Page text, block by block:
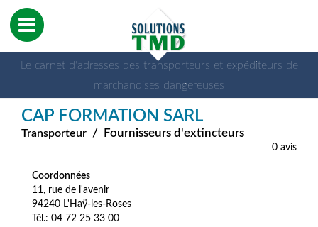
Le carnet d'adresses des transporteurs et expéditeurs de
marchandises dangereuses
CAP FORMATION SARL
Transporteur / Fournisseurs d'extincteurs
0 avis
Coordonnées
11, rue de l'avenir
94240 L'Haÿ-les-Roses
Tél.: 04 72 25 33 00